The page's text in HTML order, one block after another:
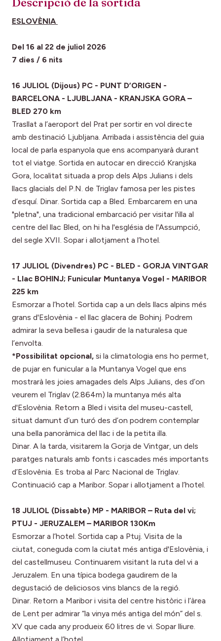
ESLOVÈNIA
Del 16 al 22 de juliol 2026
7 dies / 6 nits
16 JULIOL (Dijous) PC - PUNT D’ORIGEN -
BARCELONA - LJUBLJANA - KRANJSKA GORA –
BLED 270 km
Trasllat a l’aeroport del Prat per sortir en vol directe
amb destinació Ljubljana. Arribada i assistència del guia
local de parla espanyola que ens acompanyarà durant
tot el viatge. Sortida en autocar en direcció Kranjska
Gora, localitat situada a prop dels Alps Julians i dels
llacs glacials del P.N. de Triglav famosa per les pistes
d’esquí. Dinar. Sortida cap a Bled. Embarcarem en una
"pletna", una tradicional embarcació per visitar l'illa al
centre del llac Bled, on hi ha l'església de l'Assumpció,
del segle XVII. Sopar i allotjament a l’hotel.
17 JULIOL (Divendres) PC - BLED - GORJA VINTGAR
- Llac BOHINJ; Funicular Muntanya Vogel - MARIBOR
225 km
Esmorzar a l’hotel. Sortida cap a un dels llacs alpins més
grans d'Eslovènia - el llac glacera de Bohinj. Podrem
admirar la seva bellesa i gaudir de la naturalesa que
l’envolta.
*Possibilitat opcional, si la climatologia ens ho permet,
de pujar en funicular a la Muntanya Vogel que ens
mostrarà les joies amagades dels Alps Julians, des d’on
veurem el Triglav (2.864m) la muntanya més alta
d'Eslovènia. Retorn a Bled i visita del museu-castell,
situat damunt d’un turó des d’on podrem contemplar
una bella panoràmica del llac i de la petita illa.
Dinar. A la tarda, visitarem la Gorja de Vintgar, un dels
paratges naturals amb fonts i cascades més importants
d’Eslovènia. Es troba al Parc Nacional de Triglav.
Continuació cap a Maribor. Sopar i allotjament a l’hotel.
18 JULIOL (Dissabte) MP - MARIBOR – Ruta del vi;
PTUJ - JERUZALEM – MARIBOR 130Km
Esmorzar a l’hotel. Sortida cap a Ptuj. Visita de la
ciutat, coneguda com la ciutat més antiga d'Eslovènia, i
del castellmuseu. Continuarem visitant la ruta del vi a
Jeruzalem. En una típica bodega gaudirem de la
degustació de deliciosos vins blancs de la regió.
Dinar. Retorn a Maribor i visita del centre històric i l’àrea
de Lent per admirar “la vinya més antiga del món” del s.
XV que cada any produeix 60 litres de vi. Sopar lliure.